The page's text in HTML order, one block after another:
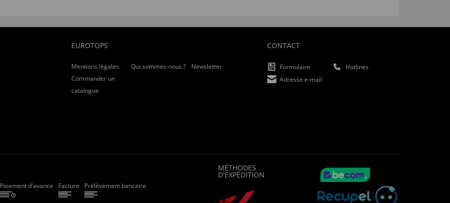
EUROTOPS
Mentions légales Qui sommes-nous ?
Newsletter
Commander un
catalogue
CONTACT
Formulaire
Hotlines
Adresse e-mail
Paiement d'avance Facture Prélèvement bancaire
MÉTHODES
D'EXPÉDITION